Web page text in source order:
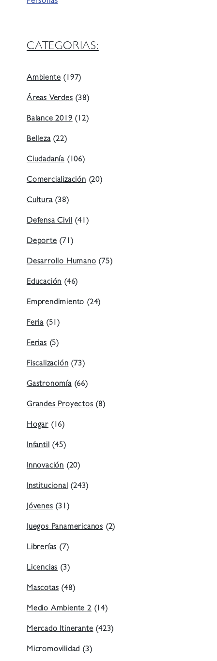
Personas
CATEGORIAS:
Ambiente(197)
Áreas Verdes(38)
Balance 2019(12)
Belleza(22)
Ciudadanía (106)
Comercialización(20)
Cultura(38)
Defensa Civil(41)
Deporte(71)
Desarrollo Humano(75)
Educación(46)
Emprendimiento(24)
Feria (51)
Ferias(5)
Fiscalización(73)
Gastronomía(66)
Grandes Proyectos(8)
Hogar (16)
Infantil(45)
Innovación (20)
Institucional(243)
Jóvenes(31)
Juegos Panamericanos (2)
Librerías(7)
Licencias(3)
Mascotas(48)
Medio Ambiente 2(14)
Mercado Itinerante(423)
Micromovilidad(3)